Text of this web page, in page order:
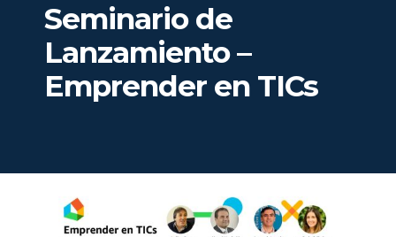
Seminario de
Lanzamiento –
Emprender en TICs